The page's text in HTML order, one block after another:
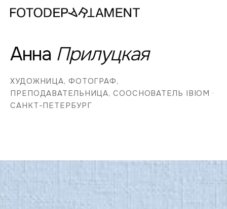
Анна Прилуцкая
ХУДОЖНИЦА, ФОТОГРАФ,
ПРЕПОДАВАТЕЛЬНИЦА, СООСНОВАТЕЛЬ IBIOM ·
САНКТ-ПЕТЕРБУРГ